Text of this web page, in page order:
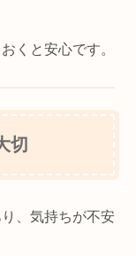
くと安心です。
切
、気持ちが不安